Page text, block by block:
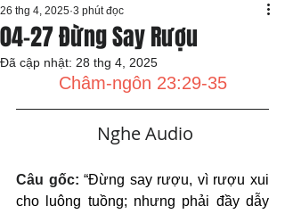
04-27 Đừng Say Rượu
26 thg 4, 2025 3 phút đọc
Đã cập nhật: 28 thg 4, 2025
Châm-ngôn 23:29-35
   Nghe Audio
Câu gốc: “Đừng say rượu, vì rượu xui
cho luông tuồng; nhưng phải đầy dẫy